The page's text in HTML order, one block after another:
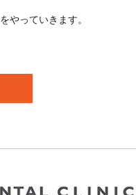
やっていきます。